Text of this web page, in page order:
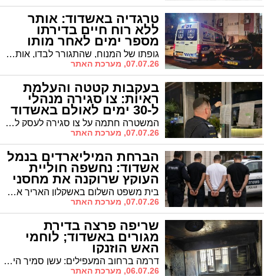
טרגדיה באשדוד: אותר
ללא רוח חיים בדירתו
מספר ימים לאחר מותו
גופתו של המנוח, שהתגורר לבדו, אותרה ברחוב הראשונים בעיר בעקבות דיווח של שכנים על ריח חריף. כוחות החירום פרצו לדירה ונאלצו לקבוע את מותו במקום. בזק"א שבים ומפצירים בציבור: "שמרו על קשר עם שכנים עריריים, זה מציל חיים"
07.07.26, מערכת האתר
בעקבות קטטה והעלמת
ראיות: צו סגירה מנהלי
ל-30 ימים לאולם באשדוד
המשטרה חתמה על צו סגירה לעסק לאחר שבעליו לא דיווח על אירוע אלימות חמור שהתרחש במקום בשבוע שעבר. החוקרים גילו כי מכשיר ה-DVR שתיעד את הקטטה נעלם מהמתחם
07.07.26, מערכת האתר
הברחת המיליארדים בנמל
אשדוד: נחשפה חוליית
העוקץ שרוקנה את מחסני
המכס בית משפט השלום באשקלון האריך את מעצרם של ארבעת החשודים המרכזיים בניהול ובביצוע המבצע הלוגיסטי הנועז, הכולל שלושה תושבי אשדוד ותושב גן יבנה
07.07.26, מערכת האתר
שריפה פרצה בדירת
מגורים באשדוד; לוחמי
האש הוזנקו
דרמה ברחוב המעפילים: עשן סמיך היתמר מבניין רכבת בעיר • צוותי כיבוי רבים פרצו לדירה הבוערת, השתלטו על האש וביצעו סריקות לשלילת לכודים • נזק כבד נגרם לרכוש
06.07.26, מערכת האתר